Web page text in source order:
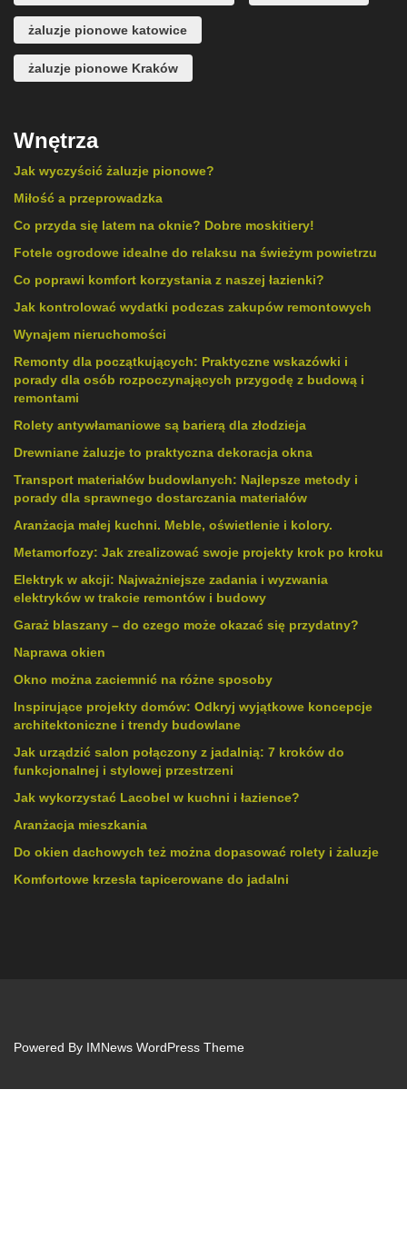
żaluzje pionowe katowice
żaluzje pionowe Kraków
Wnętrza
Jak wyczyścić żaluzje pionowe?
Miłość a przeprowadzka
Co przyda się latem na oknie? Dobre moskitiery!
Fotele ogrodowe idealne do relaksu na świeżym powietrzu
Co poprawi komfort korzystania z naszej łazienki?
Jak kontrolować wydatki podczas zakupów remontowych
Wynajem nieruchomości
Remonty dla początkujących: Praktyczne wskazówki i
porady dla osób rozpoczynających przygodę z budową i
remontami
Rolety antywłamaniowe są barierą dla złodzieja
Drewniane żaluzje to praktyczna dekoracja okna
Transport materiałów budowlanych: Najlepsze metody i
porady dla sprawnego dostarczania materiałów
Aranżacja małej kuchni. Meble, oświetlenie i kolory.
Metamorfozy: Jak zrealizować swoje projekty krok po kroku
Elektryk w akcji: Najważniejsze zadania i wyzwania
elektryków w trakcie remontów i budowy
Garaż blaszany – do czego może okazać się przydatny?
Naprawa okien
Okno można zaciemnić na różne sposoby
Inspirujące projekty domów: Odkryj wyjątkowe koncepcje
architektoniczne i trendy budowlane
Jak urządzić salon połączony z jadalnią: 7 kroków do
funkcjonalnej i stylowej przestrzeni
Jak wykorzystać Lacobel w kuchni i łazience?
Aranżacja mieszkania
Do okien dachowych też można dopasować rolety i żaluzje
Komfortowe krzesła tapicerowane do jadalni
Powered By IMNews WordPress Theme